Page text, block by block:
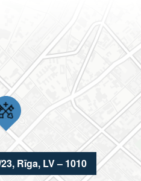
Rīga, LV – 1010